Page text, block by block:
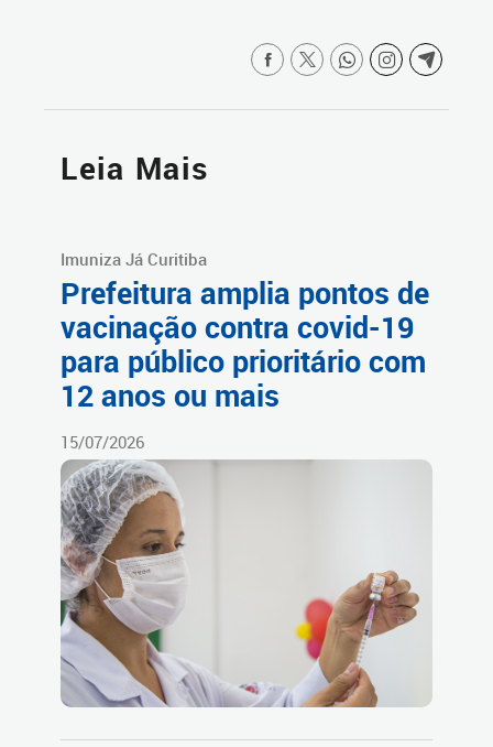
Leia Mais
Imuniza Já Curitiba
Prefeitura amplia pontos de
vacinação contra covid-19
para público prioritário com
12 anos ou mais
15/07/2026